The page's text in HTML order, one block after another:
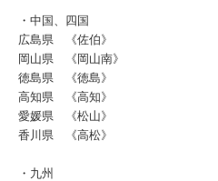
・中国、四国
広島県 《佐伯》
岡山県 《岡山南》
徳島県 《徳島》
高知県 《高知》
愛媛県 《松山》
香川県 《高松》
・九州